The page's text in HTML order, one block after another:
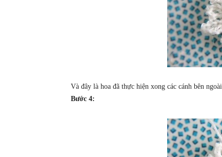
Và đây là hoa đã thực hiện xong các cánh bên ngoài.
Bước 4: